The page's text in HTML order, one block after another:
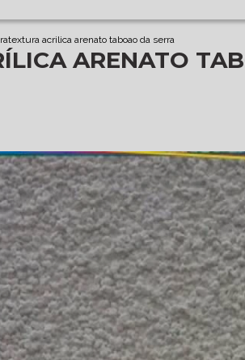
textura acrilica arenato taboao da serra
ARENATO